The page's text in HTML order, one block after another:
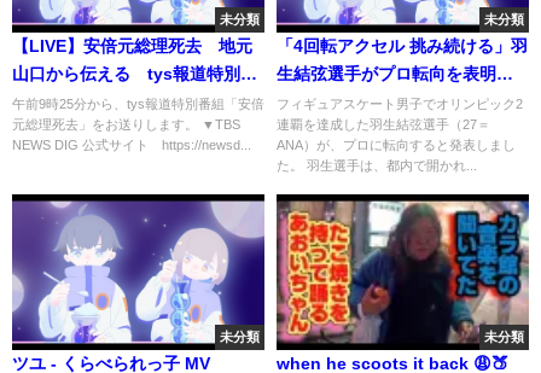
未分類
【LIVE】安倍元総理死去 地元
山口から伝える tys報道特別番
組（2022年7月9日）
午前9時25分から、tys報道特別番組「安倍
元総理死去」をお送りします。 ▼TBS
NEWS DIG 公式サイト https://newsd...
未分類
「4回転アクセル 挑み続ける」羽
生結弦選手がプロ転向を表明
(2022年7月19日)
フィギュアスケート男子でオリンピック2
連覇を達成した羽生結弦選手（27＝
ANA）が、プロに転向すると発表しまし
た。 羽生選手は、都内で開かれ...
未分類
ツユ - くらべられっ子 MV
未分類
when he scoots it back 😩🍑